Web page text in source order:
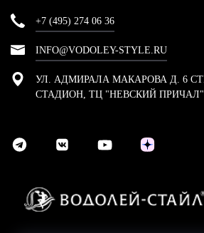
+7 (495) 274 06 36
INFO@VODOLEY-STYLE.RU
УЛ. АДМИРАЛА МАКАРОВА Д. 6
СТАДИОН, ТЦ "НЕВСКИЙ ПРИЧАЛ"